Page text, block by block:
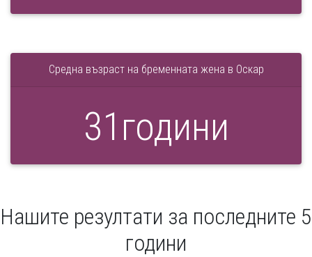
Средна възраст на бременната жена в Оскар
31 години
Нашите резултати за последните 5
години